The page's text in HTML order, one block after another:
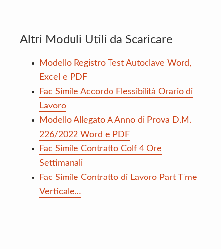
Altri Moduli Utili da Scaricare
Modello Registro Test Autoclave Word,
Excel e PDF
Fac Simile Accordo Flessibilità Orario di
Lavoro
Modello Allegato A Anno di Prova D.M.
226/2022 Word e PDF
Fac Simile Contratto Colf 4 Ore
Settimanali
Fac Simile Contratto di Lavoro Part Time
Verticale…